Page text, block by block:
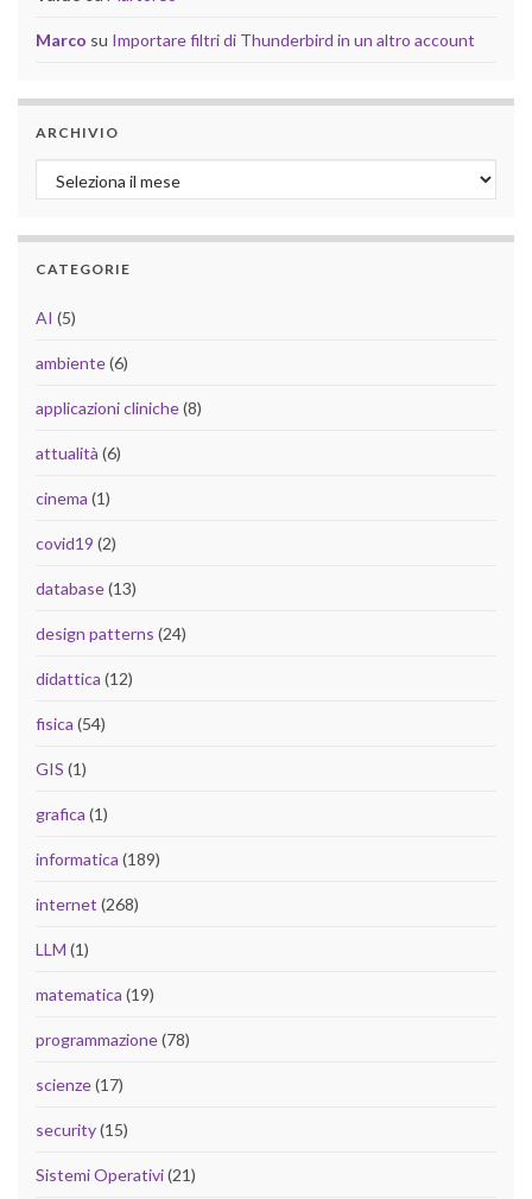
Marco su Importare filtri di Thunderbird in un altro account
ARCHIVIO
Archivio
CATEGORIE
AI (5)
ambiente(6)
applicazioni cliniche(8)
attualità (6)
cinema (1)
covid19 (2)
database(13)
design patterns (24)
didattica (12)
fisica (54)
GIS (1)
grafica (1)
informatica (189)
internet (268)
LLM (1)
matematica (19)
programmazione(78)
scienze(17)
security(15)
Sistemi Operativi(21)